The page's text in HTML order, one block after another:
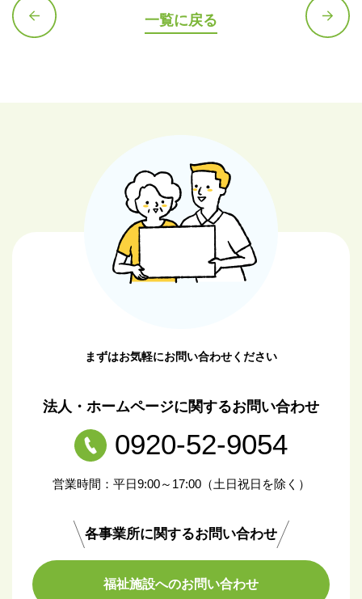
一覧に戻る
まずはお気軽にお問い合わせください
法人・ホームページに関するお問い合わせ
0920-52-9054
営業時間：平日9:00～17:00（土日祝日を除く）
各事業所に関するお問い合わせ
福祉施設へのお問い合わせ